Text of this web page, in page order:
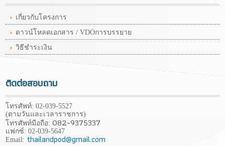
เกี่ยวกับโครงการ
ดาวน์โหลดเอกสาร / VDOการบรรยาย
วิธีชำระเงิน
ติดต่อสอบถาม
โทรศัพท์: 02-039-5527
(ตามวันและเวลาราชการ)
โทรศัพท์มือถือ:082-9375337
แฟกซ์: 02-039-5647
Email: thailandpod@gmail.com